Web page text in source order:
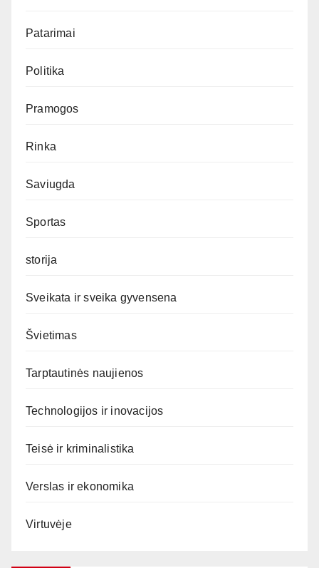
Patarimai
Politika
Pramogos
Rinka
Saviugda
Sportas
storija
Sveikata ir sveika gyvensena
Švietimas
Tarptautinės naujienos
Technologijos ir inovacijos
Teisė ir kriminalistika
Verslas ir ekonomika
Virtuvėje